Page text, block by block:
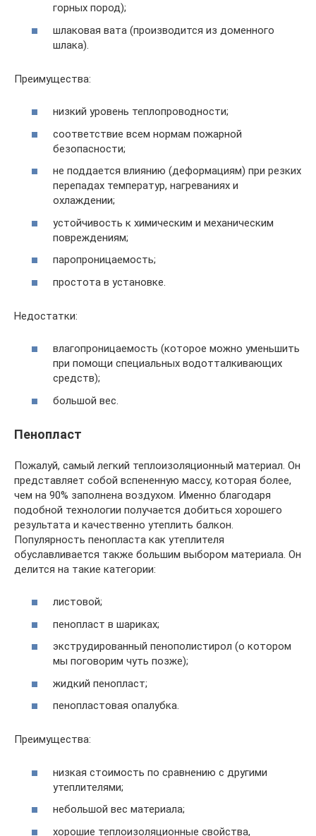
горных пород);
шлаковая вата (производится из доменного
шлака).
Преимущества:
низкий уровень теплопроводности;
соответствие всем нормам пожарной
безопасности;
не поддается влиянию (деформациям) при резких
перепадах температур, нагреваниях и
охлаждении;
устойчивость к химическим и механическим
повреждениям;
паропроницаемость;
простота в установке.
Недостатки:
влагопроницаемость (которое можно уменьшить
при помощи специальных водотталкивающих
средств);
большой вес.
Пенопласт
Пожалуй, самый легкий теплоизоляционный материал. Он
представляет собой вспененную массу, которая более,
чем на 90% заполнена воздухом. Именно благодаря
подобной технологии получается добиться хорошего
результата и качественно утеплить балкон.
Популярность пенопласта как утеплителя
обуславливается также большим выбором материала. Он
делится на такие категории:
листовой;
пенопласт в шариках;
экструдированный пенополистирол (о котором
мы поговорим чуть позже);
жидкий пенопласт;
пенопластовая опалубка.
Преимущества:
низкая стоимость по сравнению с другими
утеплителями;
небольшой вес материала;
хорошие теплоизоляционные свойства,